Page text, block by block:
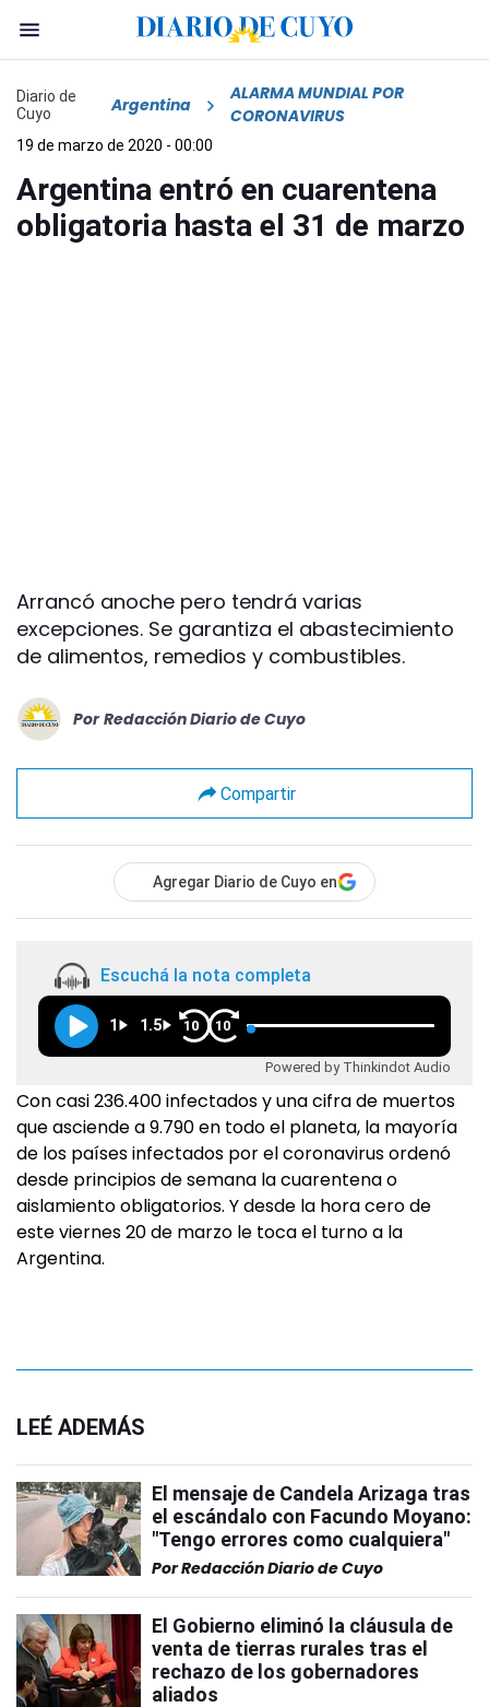
Diario de
Cuyo
Argentina
ALARMA MUNDIAL POR
CORONAVIRUS
19 de marzo de 2020 - 00:00
Argentina entró en cuarentena
obligatoria hasta el 31 de marzo
Arrancó anoche pero tendrá varias
excepciones. Se garantiza el abastecimiento
de alimentos, remedios y combustibles.
Por Redacción Diario de Cuyo
Compartir
Agregar Diario de Cuyo en
Escuchá la nota completa
1 1.5 10 10
Powered by Thinkindot Audio
Con casi 236.400 infectados y una cifra de muertos
que asciende a 9.790 en todo el planeta, la mayoría
de los países infectados por el coronavirus ordenó
desde principios de semana la cuarentena o
aislamiento obligatorios. Y desde la hora cero de
este viernes 20 de marzo le toca el turno a la
Argentina.
LEÉ ADEMÁS
El mensaje de Candela Arizaga tras
el escándalo con Facundo Moyano:
"Tengo errores como cualquiera"
PorRedacción Diario de Cuyo
El Gobierno eliminó la cláusula de
venta de tierras rurales tras el
rechazo de los gobernadores
aliados